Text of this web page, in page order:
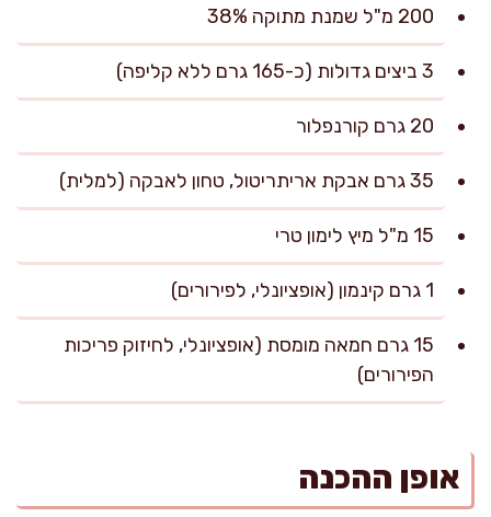
200 מ"ל שמנת מתוקה 38%
3 ביצים גדולות (כ-165 גרם ללא קליפה)
20 גרם קורנפלור
35 גרם אבקת אריתריטול, טחון לאבקה (למלית)
15 מ"ל מיץ לימון טרי
1 גרם קינמון (אופציונלי, לפירורים)
15 גרם חמאה מומסת (אופציונלי, לחיזוק פריכות
הפירורים)
אופן ההכנה